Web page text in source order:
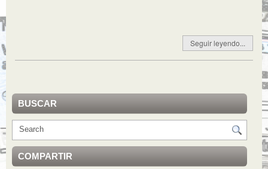
Seguir leyendo...
BUSCAR
COMPARTIR